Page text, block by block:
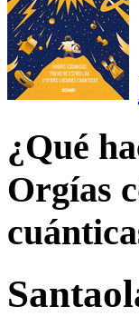
¿Qué
Orgías